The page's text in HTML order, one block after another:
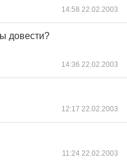
14:58 22.02.2003
довести?
14:36 22.02.2003
12:17 22.02.2003
11:24 22.02.2003